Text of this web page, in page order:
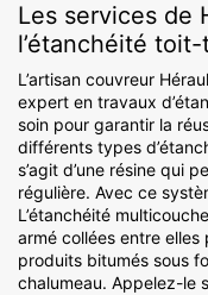
Les services de
l’étanchéité
L’artisan couvreur
expert en travaux
soin pour garantir la
différents types
s’agit d’une résine qui
régulière. Avec ce
L’étanchéité
armé collées entre
produits bitumés sous
chalumeau. Appelez-le